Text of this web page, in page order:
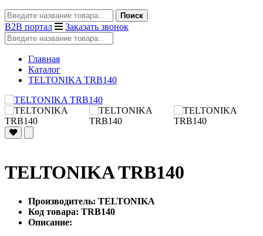
Поиск
B2B портал Заказать звонок
Главная
Каталог
TELTONIKA TRB140
TELTONIKA TRB140
Производитель: TELTONIKA
Код товара: TRB140
Описание: